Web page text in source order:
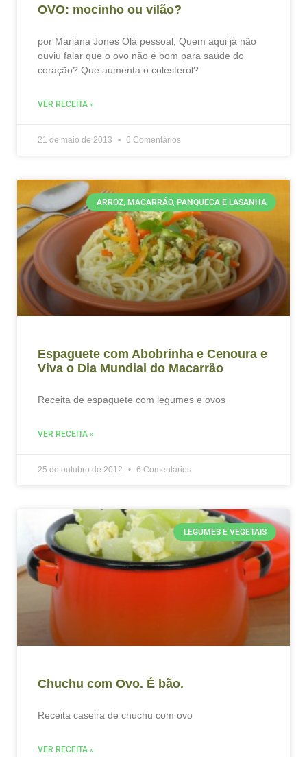
OVO: mocinho ou vilão?
por Mariana Jones Olá pessoal, Quem aqui já não
ouviu falar que o ovo não é bom para saúde do
coração? Que aumenta o colesterol?
VER RECEITA »
21 de maio de 2013 6 Comentários
ARROZ, MACARRÃO, PANQUECA E LASANHA
Espaguete com Abobrinha e Cenoura e
Viva o Dia Mundial do Macarrão
Receita de espaguete com legumes e ovos
VER RECEITA »
25 de outubro de 2012 6 Comentários
LEGUMES E VEGETAIS
Chuchu com Ovo. É bão.
Receita caseira de chuchu com ovo
VER RECEITA »